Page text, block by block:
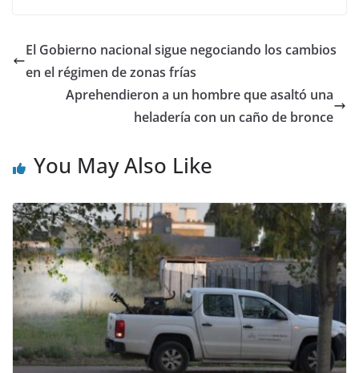
El Gobierno nacional sigue negociando los cambios
en el régimen de zonas frías
Aprehendieron a un hombre que asaltó una
heladería con un caño de bronce
You May Also Like